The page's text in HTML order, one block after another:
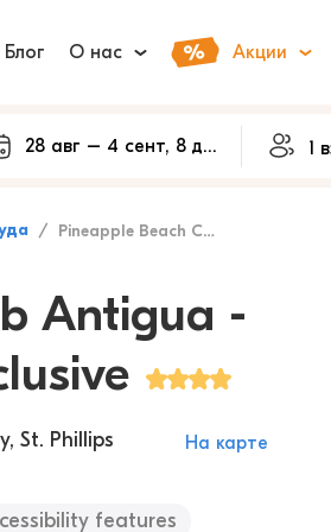
Блог О нас Акции
Pineapple Beach Club Antigua - Adults Only – All Inclusive
Antigua -
St. Phillips
На карте
features